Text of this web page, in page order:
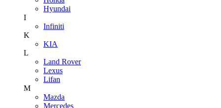
Hyundai
I
Infiniti
K
KIA
L
Land Rover
Lexus
Lifan
M
Mazda
Mercedes